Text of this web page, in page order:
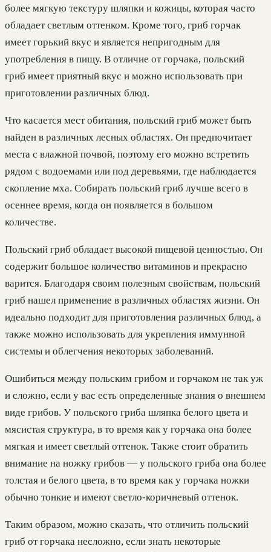
более мягкую текстуру шляпки и кожицы, которая часто
обладает светлым оттенком. Кроме того, гриб горчак
имеет горький вкус и является непригодным для
употребления в пищу. В отличие от горчака, польский
гриб имеет приятный вкус и можно использовать при
приготовлении различных блюд.
Что касается мест обитания, польский гриб может быть
найден в различных лесных областях. Он предпочитает
места с влажной почвой, поэтому его можно встретить
рядом с водоемами или под деревьями, где наблюдается
скопление мха. Собирать польский гриб лучше всего в
осеннее время, когда он появляется в большом
количестве.
Польский гриб обладает высокой пищевой ценностью. Он
содержит большое количество витаминов и прекрасно
варится. Благодаря своим полезным свойствам, польский
гриб нашел применение в различных областях жизни. Он
идеально подходит для приготовления различных блюд, а
также можно использовать для укрепления иммунной
системы и облегчения некоторых заболеваний.
Ошибиться между польским грибом и горчаком не так уж
и сложно, если у вас есть определенные знания о внешнем
виде грибов. У польского гриба шляпка белого цвета и
мясистая структура, в то время как у горчака она более
мягкая и имеет светлый оттенок. Также стоит обратить
внимание на ножку грибов — у польского гриба она более
толстая и белого цвета, в то время как у горчака ножки
обычно тонкие и имеют светло-коричневый оттенок.
Таким образом, можно сказать, что отличить польский
гриб от горчака несложно, если знать некоторые